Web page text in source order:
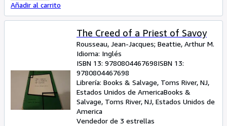
Añadir al carrito
The Creed of a Priest of Savoy
Rousseau, Jean-Jacques; Beattie, Arthur M.
Idioma: Inglés
ISBN 13: 9780804467698ISBN 13:
9780804467698
Librería: Books & Salvage, Toms River, NJ,
Estados Unidos de AmericaBooks &
Salvage, Toms River, NJ, Estados Unidos de
America
Vendedor de 3 estrellas